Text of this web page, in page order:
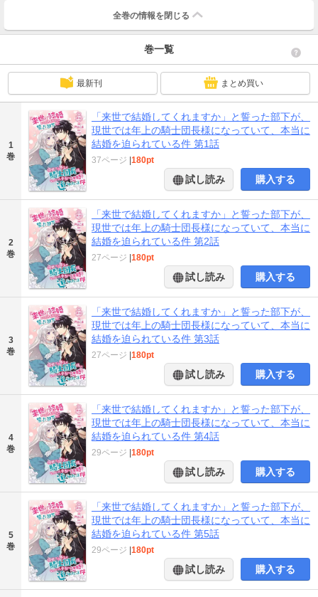
全巻の情報を 閉じる
巻一覧
最新刊 まとめ買い
1
巻
「来世で結婚してくれますか」と誓った部下が、
現世では年上の騎士団長様になっていて、本当に
結婚を迫られている件 第1話
37ページ |180pt
試し読み 購入する
2
巻
「来世で結婚してくれますか」と誓った部下が、
現世では年上の騎士団長様になっていて、本当に
結婚を迫られている件 第2話
27ページ |180pt
試し読み 購入する
3
巻
「来世で結婚してくれますか」と誓った部下が、
現世では年上の騎士団長様になっていて、本当に
結婚を迫られている件 第3話
27ページ |180pt
試し読み 購入する
4
巻
「来世で結婚してくれますか」と誓った部下が、
現世では年上の騎士団長様になっていて、本当に
結婚を迫られている件 第4話
29ページ |180pt
試し読み 購入する
5
巻
「来世で結婚してくれますか」と誓った部下が、
現世では年上の騎士団長様になっていて、本当に
結婚を迫られている件 第5話
29ページ |180pt
試し読み 購入する